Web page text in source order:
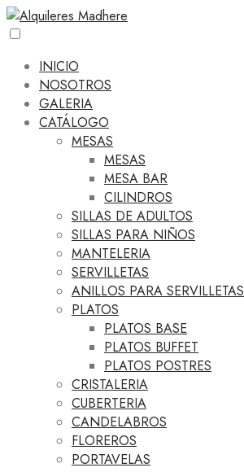
INICIO
NOSOTROS
GALERIA
CATÁLOGO
MESAS
MESAS
MESA BAR
CILINDROS
SILLAS DE ADULTOS
SILLAS PARA NIÑOS
MANTELERIA
SERVILLETAS
ANILLOS PARA SERVILLETAS
PLATOS
PLATOS BASE
PLATOS BUFFET
PLATOS POSTRES
CRISTALERIA
CUBERTERIA
CANDELABROS
FLOREROS
PORTAVELAS